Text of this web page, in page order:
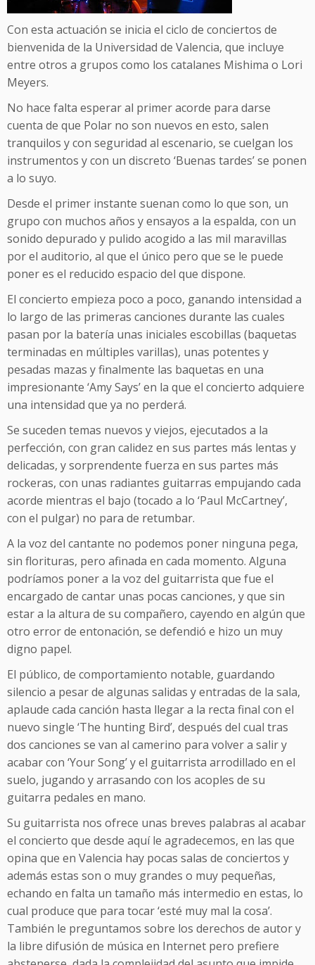
Con esta actuación se inicia el ciclo de conciertos de
bienvenida de la Universidad de Valencia, que incluye
entre otros a grupos como los catalanes Mishima o Lori
Meyers.
No hace falta esperar al primer acorde para darse
cuenta de que Polar no son nuevos en esto, salen
tranquilos y con seguridad al escenario, se cuelgan los
instrumentos y con un discreto ‘Buenas tardes’ se ponen
a lo suyo.
Desde el primer instante suenan como lo que son, un
grupo con muchos años y ensayos a la espalda, con un
sonido depurado y pulido acogido a las mil maravillas
por el auditorio, al que el único pero que se le puede
poner es el reducido espacio del que dispone.
El concierto empieza poco a poco, ganando intensidad a
lo largo de las primeras canciones durante las cuales
pasan por la batería unas iniciales escobillas (baquetas
terminadas en múltiples varillas), unas potentes y
pesadas mazas y finalmente las baquetas en una
impresionante ‘Amy Says’ en la que el concierto adquiere
una intensidad que ya no perderá.
Se suceden temas nuevos y viejos, ejecutados a la
perfección, con gran calidez en sus partes más lentas y
delicadas, y sorprendente fuerza en sus partes más
rockeras, con unas radiantes guitarras empujando cada
acorde mientras el bajo (tocado a lo ‘Paul McCartney’,
con el pulgar) no para de retumbar.
A la voz del cantante no podemos poner ninguna pega,
sin florituras, pero afinada en cada momento. Alguna
podríamos poner a la voz del guitarrista que fue el
encargado de cantar unas pocas canciones, y que sin
estar a la altura de su compañero, cayendo en algún que
otro error de entonación, se defendió e hizo un muy
digno papel.
El público, de comportamiento notable, guardando
silencio a pesar de algunas salidas y entradas de la sala,
aplaude cada canción hasta llegar a la recta final con el
nuevo single ‘The hunting Bird’, después del cual tras
dos canciones se van al camerino para volver a salir y
acabar con ‘Your Song’ y el guitarrista arrodillado en el
suelo, jugando y arrasando con los acoples de su
guitarra pedales en mano.
Su guitarrista nos ofrece unas breves palabras al acabar
el concierto que desde aquí le agradecemos, en las que
opina que en Valencia hay pocas salas de conciertos y
además estas son o muy grandes o muy pequeñas,
echando en falta un tamaño más intermedio en estas, lo
cual produce que para tocar ‘esté muy mal la cosa’.
También le preguntamos sobre los derechos de autor y
la libre difusión de música en Internet pero prefiere